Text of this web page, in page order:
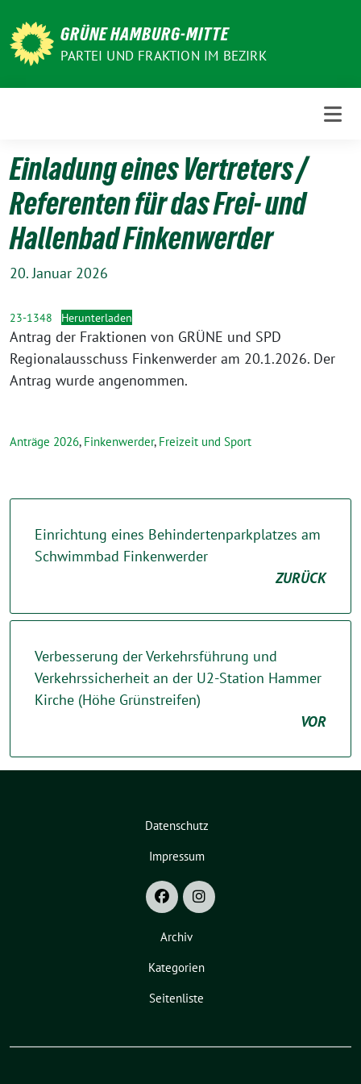
zum
Inhalt
GRÜNE HAMBURG-MITTE
PARTEI UND FRAKTION IM BEZIRK
Einladung eines Vertreters /
Referenten für das Frei- und
Hallenbad Finkenwerder
20. Januar 2026
23-1348 Herunterladen
Antrag der Fraktionen von GRÜNE und SPD
Regionalausschuss Finkenwerder am 20.1.2026. Der
Antrag wurde angenommen.
Anträge 2026, Finkenwerder, Freizeit und Sport
Einrichtung eines Behindertenparkplatzes am
Schwimmbad Finkenwerder
ZURÜCK
Verbesserung der Verkehrsführung und
Verkehrssicherheit an der U2-Station Hammer
Kirche (Höhe Grünstreifen)
VOR
Datenschutz
Impressum
Archiv
Kategorien
Seitenliste